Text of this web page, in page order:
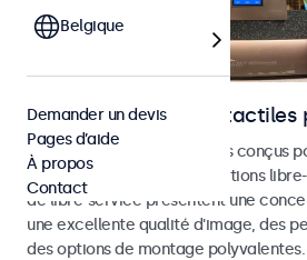
Moniteurs et écrans tactiles
Moniteurs et écrans tactiles conçus
dans les kiosques et les solutions
de libre-service présentent une
une excellente qualité d'image, des
des options de montage
Belgique
Demander un devis
Pages d’aide
À propos
Contact